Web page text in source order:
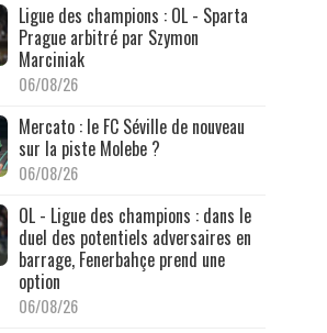
Ligue des champions : OL - Sparta
Prague arbitré par Szymon
Marciniak
06/08/26
Mercato : le FC Séville de nouveau
sur la piste Molebe ?
06/08/26
OL - Ligue des champions : dans le
duel des potentiels adversaires en
barrage, Fenerbahçe prend une
option
06/08/26